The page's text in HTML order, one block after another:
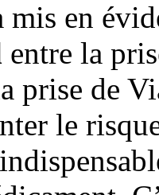
mis en
entre la
prise de
le